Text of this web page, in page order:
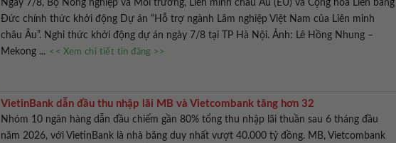
Ngày 7/8, Bộ Nông nghiệp và Môi trường, Liên minh châu Âu (EU) và Cộng hòa Liên bang
Đức chính thức khởi động Dự án “Hỗ trợ ngành Lâm nghiệp Việt Nam của Liên minh
châu Âu”. Nghi thức khởi động dự án ngày 7/8 tại TP Hà Nội. Ảnh: Lê Hồng Nhung –
Mekong ... << Xem chi tiết tin đăng >>
VietinBank dẫn đầu thu nhập lãi MB và Vietcombank tăng hơn 32
Nhóm 10 ngân hàng dẫn đầu chiếm gần 80% tổng thu nhập lãi thuần sau 6 tháng đầu
năm 2026, với VietinBank là nhà băng duy nhất vượt 40.000 tỷ đồng. MB, Vietcombank